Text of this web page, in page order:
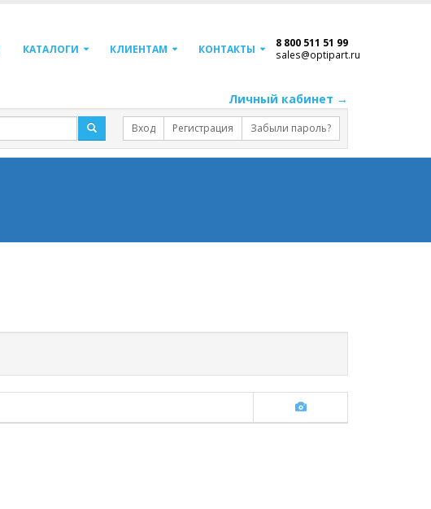
КАТАЛОГИ КЛИЕНТАМ КОНТАКТЫ 8 800 511 51 99
sales@optipart.ru
Личный кабинет →
Вход Регистрация Забыли пароль?